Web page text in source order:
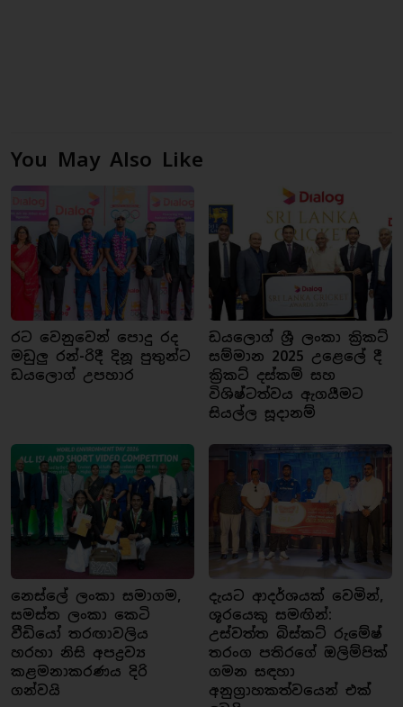
You May Also Like
රට වෙනුවෙන් පොදු රද
මඩුලු රන්-රිදී දිනූ පුතුන්ට
ඩයලොග් උපහාර
ඩයලොග් ශ්‍රී ලංකා ක්‍රිකට්
සම්මාන 2025 උළෙලේ දී
ක්‍රිකට් දස්කම් සහ
විශිෂ්ටත්වය ඇගයීමට
සියල්ල සූදානම්
නෙස්ලේ ලංකා සමාගම,
සමස්ත ලංකා කෙටි
වීඩියෝ තරඟාවලිය
හරහා නිසි අපද්‍රව්‍ය
කළමනාකරණය දිරි
ගන්වයි
දැයට ආදර්ශයක් වෙමින්,
ශූරයෙකු සමඟින්:
උස්වත්ත බිස්කට් රුමේෂ්
තරංග පතිරගේ ඔලිම්පික්
ගමන සඳහා
අනුග්‍රාහකත්වයෙන් එක්